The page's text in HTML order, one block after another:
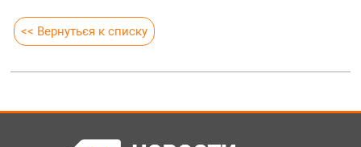
<< Вернуться к списку